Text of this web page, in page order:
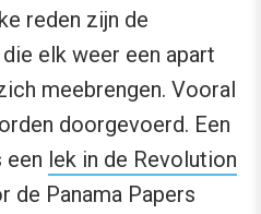
reden zijn de
elk weer een apart
meebrengen. Vooral
doorgevoerd. Een
een lek in de Revolution
de Panama Papers